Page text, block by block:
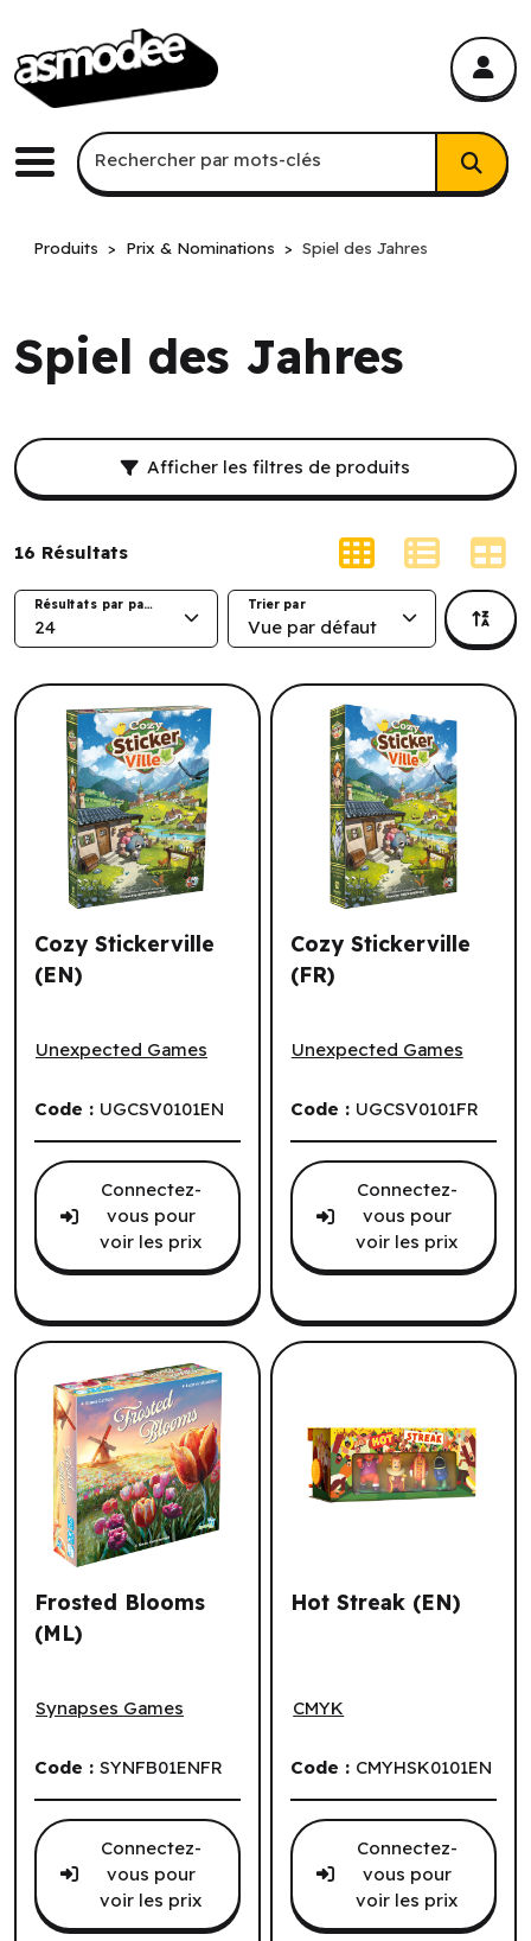
Menu
Recherche par mots-clés
Rechercher par mots-clés
Produits Prix & Nominations Spiel des Jahres
Spiel des Jahres
Filtres et résultat de recherche.
Afficher les filtres de produits
16 Résultats
Résultats par page
24
Trier par
Vue par défaut
Cozy Stickerville
(EN)
Unexpected Games
Code : UGCSV0101EN
Connectez-
vous pour
voir les prix
Cozy Stickerville
(FR)
Unexpected Games
Code : UGCSV0101FR
Connectez-
vous pour
voir les prix
Frosted Blooms
(ML)
Synapses Games
Code : SYNFB01ENFR
Connectez-
vous pour
voir les prix
Hot Streak (EN)
CMYK
Code : CMYHSK0101EN
Connectez-
vous pour
voir les prix